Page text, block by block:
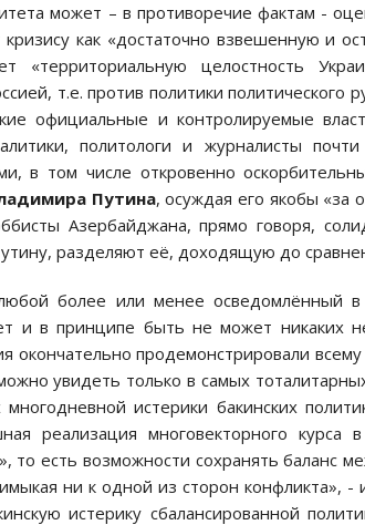
может – в противоречие фактам -
как «достаточно взвешенную и
«территориальную целостность
т.е. против политики политического
официальные и контролируемые
политологи и журналисты
в том числе откровенно
Путина, осуждая его якобы «за
Азербайджана, прямо говоря,
разделяют её, доходящую до
более или менее осведомлённый в
и в принципе быть не может никаких
окончательно продемонстрировали
увидеть только в самых
истерики бакинских
реализация многовекторного курса
то есть возможности сохранять баланс
ни к одной из сторон конфликта»,
истерику сбалансированной